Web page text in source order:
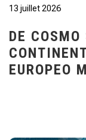
13 juillet 2026
DE
EUROPEO